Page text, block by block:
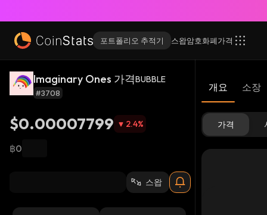
포트폴리오 추적기 스왑암호화폐가격
Imaginary Ones 가격BUBBLE
#3708
$0.00007799 2.4%
฿0
스왑
개요 소장
가격